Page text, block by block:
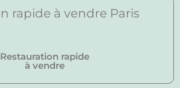
Restauration rapide
à vendre